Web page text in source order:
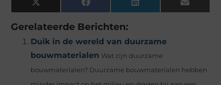
X
(Twitter)
Facebook LinkedIn Email
Gerelateerde Berichten:
Duik in de wereld van duurzame
bouwmaterialen Wat zijn duurzame
bouwmaterialen? Duurzame bouwmaterialen hebben